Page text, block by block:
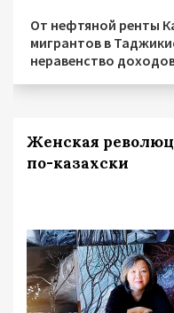
От нефтяной ренты
мигрантов в
неравенство
Женская
по-казахски